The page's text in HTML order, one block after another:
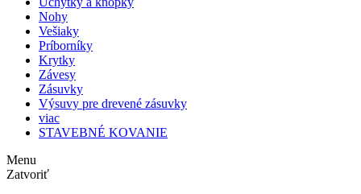
Nohy
Vešiaky
Príborníky
Krytky
Závesy
Zásuvky
Výsuvy pre drevené zásuvky
viac
STAVEBNÉ KOVANIE
Menu
Zatvoriť